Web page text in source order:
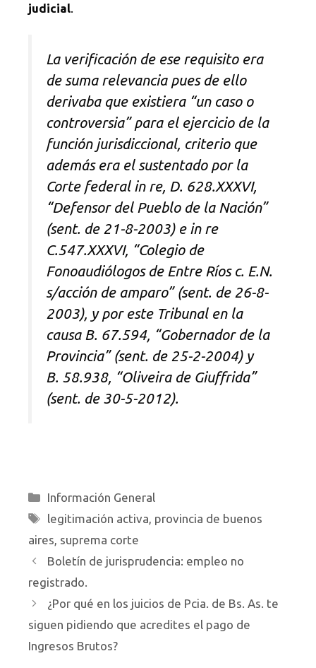
judicial.
La verificación de ese requisito era
de suma relevancia pues de ello
derivaba que existiera “un caso o
controversia” para el ejercicio de la
función jurisdiccional, criterio que
además era el sustentado por la
Corte federal in re, D. 628.XXXVI,
“Defensor del Pueblo de la Nación”
(sent. de 21-8-2003) e in re
C.547.XXXVI, “Colegio de
Fonoaudiólogos de Entre Ríos c. E.N.
s/acción de amparo” (sent. de 26-8-
2003), y por este Tribunal en la
causa B. 67.594, “Gobernador de la
Provincia” (sent. de 25-2-2004) y
B. 58.938, “Oliveira de Giuffrida”
(sent. de 30-5-2012).
Categorías
Información General
Etiquetas
legitimación activa, provincia de buenos
aires, suprema corte
Boletín de jurisprudencia: empleo no
registrado.
¿Por qué en los juicios de Pcia. de Bs. As. te
siguen pidiendo que acredites el pago de
Ingresos Brutos?